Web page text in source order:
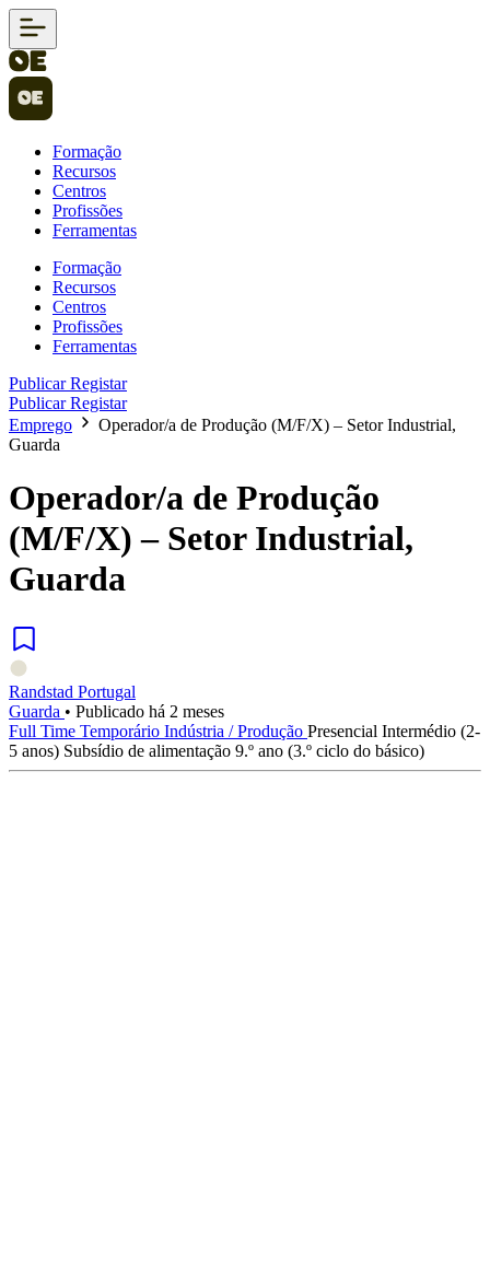
Formação
Recursos
Centros
Profissões
Ferramentas
Formação
Recursos
Centros
Profissões
Ferramentas
PublicarRegistar
PublicarRegistar
Emprego
Operador/a de Produção (M/F/X) – Setor Industrial,
Guarda
Operador/a de Produção
(M/F/X) – Setor Industrial,
Guarda
Randstad Portugal
Guarda • Publicado há 2 meses
Full Time Temporário Indústria / Produção Presencial Intermédio (2-
5 anos) Subsídio de alimentação 9.º ano (3.º ciclo do básico)